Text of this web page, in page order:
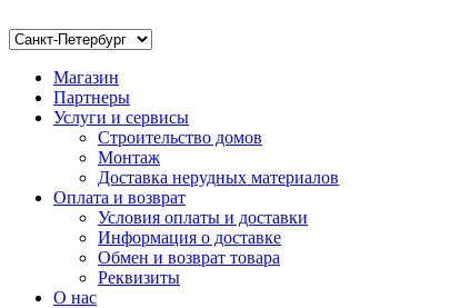
Магазин
Партнеры
Услуги и сервисы
Строительство домов
Монтаж
Доставка нерудных материалов
Оплата и возврат
Условия оплаты и доставки
Информация о доставке
Обмен и возврат товара
Реквизиты
О нас